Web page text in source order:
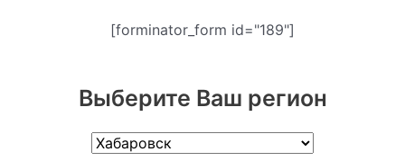
[forminator_form id="189"]
Выберите Ваш регион